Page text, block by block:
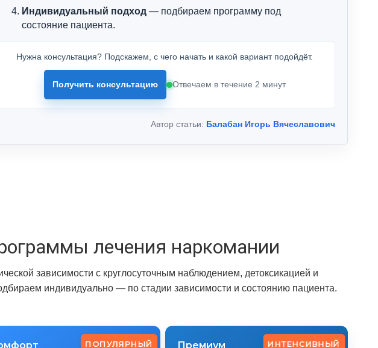
Индивидуальный подход— подбираем программу под
состояние пациента.
Нужна консультация? Подскажем, с чего начать и какой вариант подойдёт.
Получить консультацию Отвечаем в течение 2 минут
Автор статьи: Балабан Игорь Вячеславович
лечения наркомании
зависимости с круглосуточным наблюдением, детоксикацией и
индивидуально — по стадии зависимости и состоянию пациента.
ПОПУЛЯРНЫЙ ИНТЕНСИВНЫЙ
Премиум